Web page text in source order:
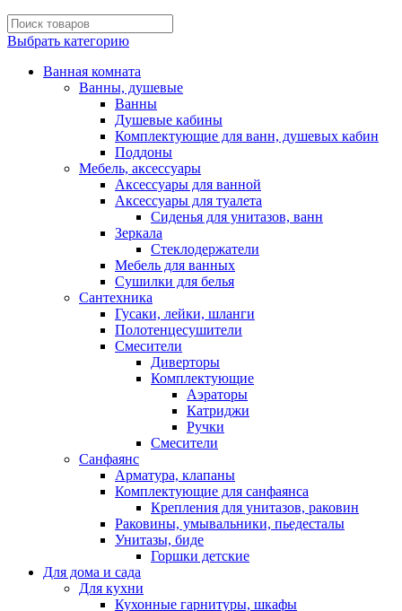
Выбрать категорию
Ванная комната
Ванны, душевые
Ванны
Душевые кабины
Комплектующие для ванн, душевых кабин
Поддоны
Мебель, аксессуары
Аксессуары для ванной
Аксессуары для туалета
Сиденья для унитазов, ванн
Зеркала
Стеклодержатели
Мебель для ванных
Сушилки для белья
Сантехника
Гусаки, лейки, шланги
Полотенцесушители
Смесители
Диверторы
Комплектующие
Аэраторы
Катриджи
Ручки
Смесители
Санфаянс
Арматура, клапаны
Комплектующие для санфаянса
Крепления для унитазов, раковин
Раковины, умывальники, пьедесталы
Унитазы, биде
Горшки детские
Для дома и сада
Для кухни
Кухонные гарнитуры, шкафы